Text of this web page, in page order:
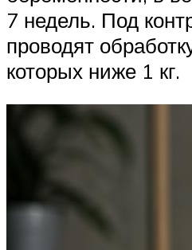
7 недель. Под
проводят
которых ниже 1 кг.